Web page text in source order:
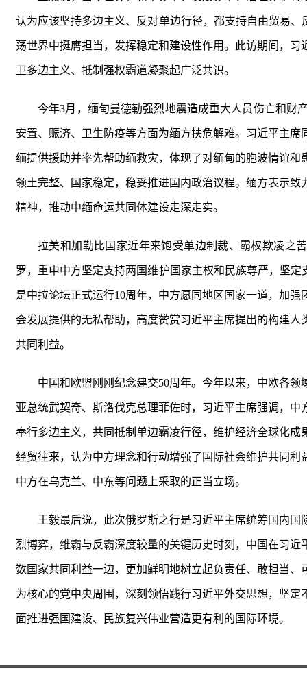
认为应该坚持多边主义、反对单边行径，都支持自由贸易
荡世界中挺膺担当，发挥稳定和建设性作用。此访期间，
卫多边主义、抵制强权霸道凝聚起广泛共识。
今年3月，缅甸曼德勒强烈地震造成重大人员伤亡和财
安置、赈济、卫生防疫等方面为缅方扶危解难。习近平主
缅提供援助并率先帮助缅救灾，体现了对缅甸的胞波情谊
领土完整、国家稳定，稳妥推进国内政治议程。缅方表示
精神，推动中缅命运共同体建设走深走实。
拉美和加勒比国家近年来饱受单边制裁、霸权欺凌之
罗，重申中方坚定支持两国维护国家主权和民族尊严，坚
是中拉论坛正式运行10周年，中方愿同地区国家一道，加
会发展提供的无私帮助，高度赞赏习近平主席提出的构建
共同利益。
中国和欧盟刚刚纪念建交50周年。今年以来，中欧各
亚总统武契奇、斯洛伐克总理菲佐时，习近平主席强调，
奉行多边主义，共同抵制单边霸凌行径，维护经济全球化
经贸往来，认为中方理念和行动增强了国际社会维护共同
中方在乌克兰、中东等问题上采取的正当立场。
王毅最后说，此次俄罗斯之行是习近平主席统筹国内
烈博弈，维霸与反霸深度较量的关键历史时刻，中国在习
数国家共同利益一边，更加鲜明地树立起负责任、敢担当
为核心的党中央周围，深刻领悟践行习近平外交思想，坚
面推进强国建设、民族复兴伟业营造更有利的国际环境。